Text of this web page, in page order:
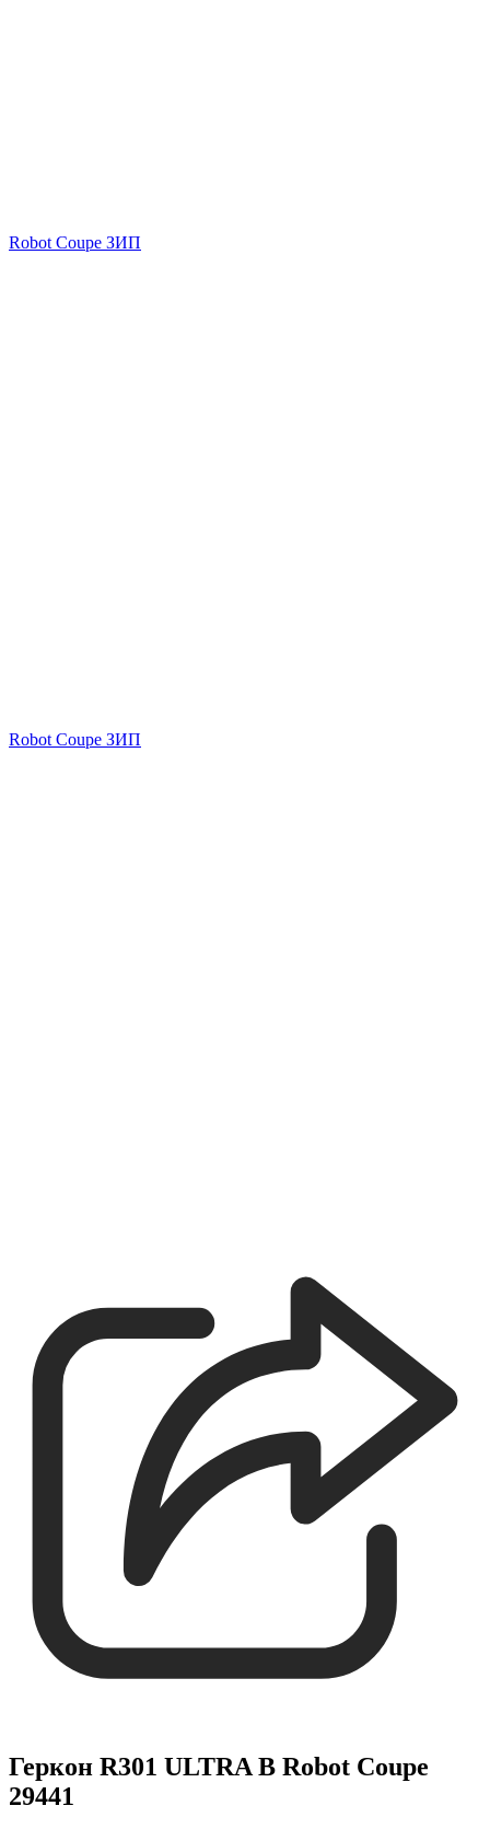
Robot Coupe ЗИП
Robot Coupe ЗИП
Геркон R301 ULTRA B Robot Coupe
29441